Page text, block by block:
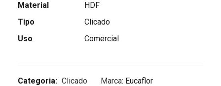
Material
HDF
Tipo
Clicado
Uso
Comercial
Categoria: Clicado Marca: Eucaflor